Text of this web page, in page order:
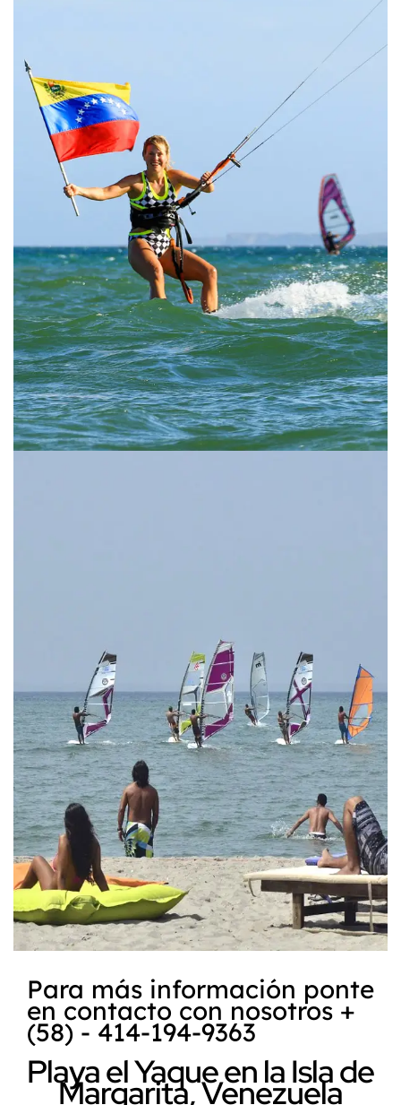
Para más información ponte
en contacto con nosotros +
(58) - 414-194-9363
Playa el Yaque en la Isla de
Margarita, Venezuela